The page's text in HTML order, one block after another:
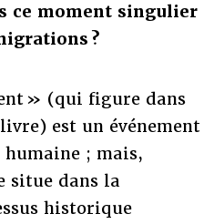
ce moment singulier
?
» (qui figure dans
est un événement
; mais,
situe dans la
historique